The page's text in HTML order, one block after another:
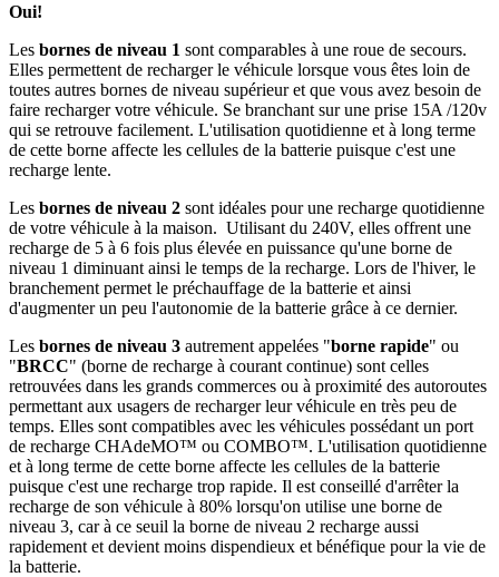
Oui!
Les bornes de niveau 1 sont comparables à une roue de secours.
Elles permettent de recharger le véhicule lorsque vous êtes loin de
toutes autres bornes de niveau supérieur et que vous avez besoin de
faire recharger votre véhicule. Se branchant sur une prise 15A /120v
qui se retrouve facilement. L'utilisation quotidienne et à long terme
de cette borne affecte les cellules de la batterie puisque c'est une
recharge lente.
Les bornes de niveau 2 sont idéales pour une recharge quotidienne
de votre véhicule à la maison. Utilisant du 240V, elles offrent une
recharge de 5 à 6 fois plus élevée en puissance qu'une borne de
niveau 1 diminuant ainsi le temps de la recharge. Lors de l'hiver, le
branchement permet le préchauffage de la batterie et ainsi
d'augmenter un peu l'autonomie de la batterie grâce à ce dernier.
Les bornes de niveau 3 autrement appelées "borne rapide" ou
"BRCC" (borne de recharge à courant continue) sont celles
retrouvées dans les grands commerces ou à proximité des autoroutes
permettant aux usagers de recharger leur véhicule en très peu de
temps. Elles sont compatibles avec les véhicules possédant un port
de recharge CHAdeMO™ ou COMBO™. L'utilisation quotidienne
et à long terme de cette borne affecte les cellules de la batterie
puisque c'est une recharge trop rapide. Il est conseillé d'arrêter la
recharge de son véhicule à 80% lorsqu'on utilise une borne de
niveau 3, car à ce seuil la borne de niveau 2 recharge aussi
rapidement et devient moins dispendieux et bénéfique pour la vie de
la batterie.